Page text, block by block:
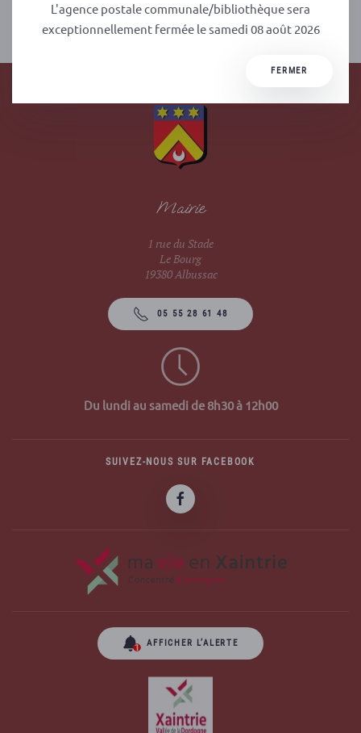
PRÉCÉDENT
Mairie
1 rue du Stade
Le Bourg
19380 Albussac
05 55 28 61 48
Du lundi au samedi de 8h30 à 12h00
SUIVEZ-NOUS SUR FACEBOOK
AFFICHER L’ALERTE
L'agence postale communale/bibliothèque sera
exceptionnellement fermée le samedi 08 août 2026
FERMER